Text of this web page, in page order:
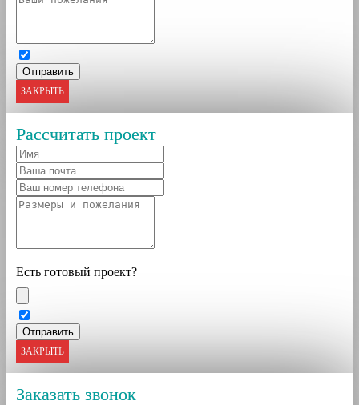
ЗАКРЫТЬ
Рассчитать проект
Есть готовый проект?
ЗАКРЫТЬ
Заказать звонок